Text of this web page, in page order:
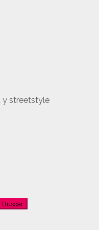
y streetstyle